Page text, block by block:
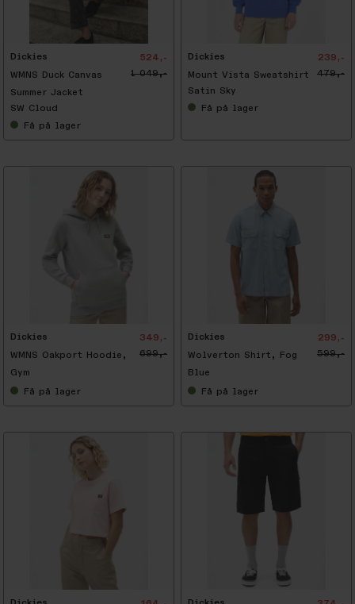
Dickies
WMNS Duck Canvas
Summer Jacket
524,-
1 049,-
SW Cloud
Få på lager
Dickies
Mount Vista Sweatshirt
239,-
479,-
Satin Sky
Få på lager
Dickies
WMNS Oakport Hoodie,
Gym
349,-
699,-
Få på lager
Dickies
Wolverton Shirt, Fog
Blue
299,-
599,-
Få på lager